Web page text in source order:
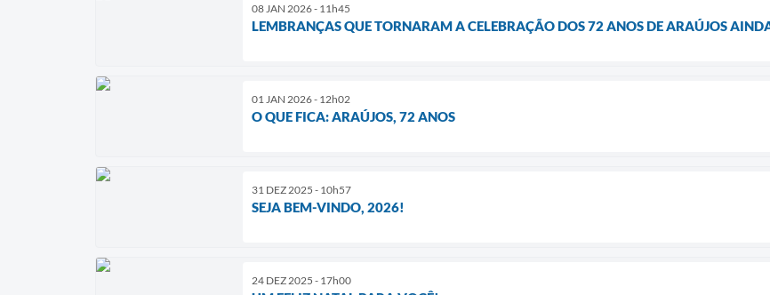
08 JAN 2026 - 11h45
LEMBRANÇAS QUE TORNARAM A CELEBRAÇÃO DOS 72 ANOS DE ARAÚJOS
01 JAN 2026 - 12h02
O QUE FICA: ARAÚJOS, 72 ANOS
31 DEZ 2025 - 10h57
SEJA BEM-VINDO, 2026!
24 DEZ 2025 - 17h00